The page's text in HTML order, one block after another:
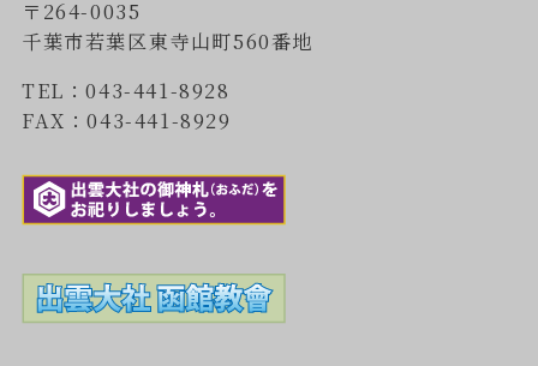
〒264-0035
千葉市若葉区東寺山町560番地
TEL：043-441-8928
FAX：043-441-8929